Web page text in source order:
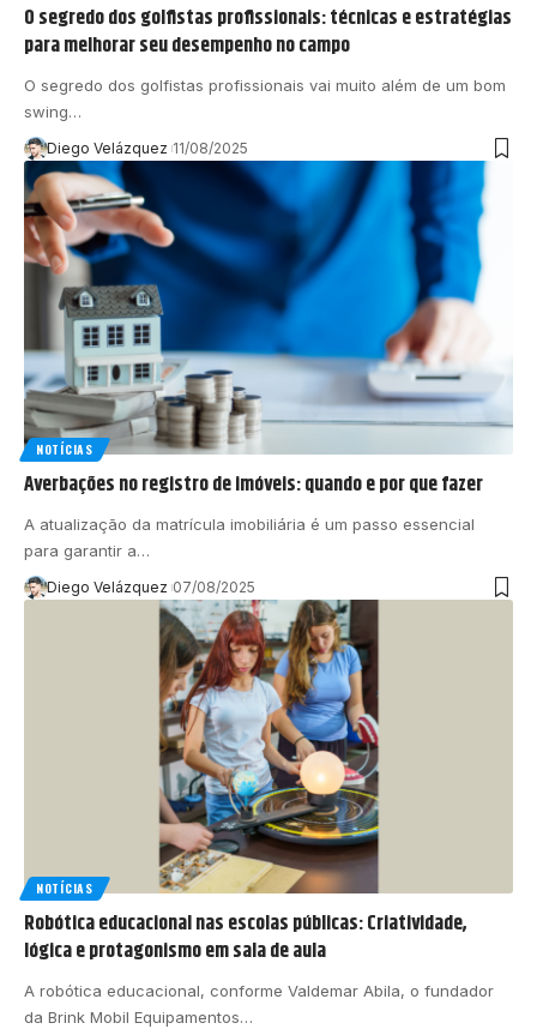
O segredo dos golfistas profissionais: técnicas e estratégias
para melhorar seu desempenho no campo
O segredo dos golfistas profissionais vai muito além de um bom
swing…
Diego Velázquez 11/08/2025
NOTÍCIAS
Averbações no registro de imóveis: quando e por que fazer
A atualização da matrícula imobiliária é um passo essencial
para garantir a…
Diego Velázquez 07/08/2025
NOTÍCIAS
Robótica educacional nas escolas públicas: Criatividade,
lógica e protagonismo em sala de aula
A robótica educacional, conforme Valdemar Abila, o fundador
da Brink Mobil Equipamentos…